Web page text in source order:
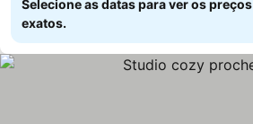
Selecione as datas para ver os preços
exatos.